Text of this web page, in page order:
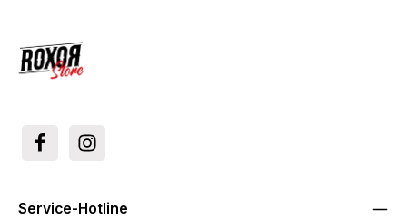
Service-Hotline